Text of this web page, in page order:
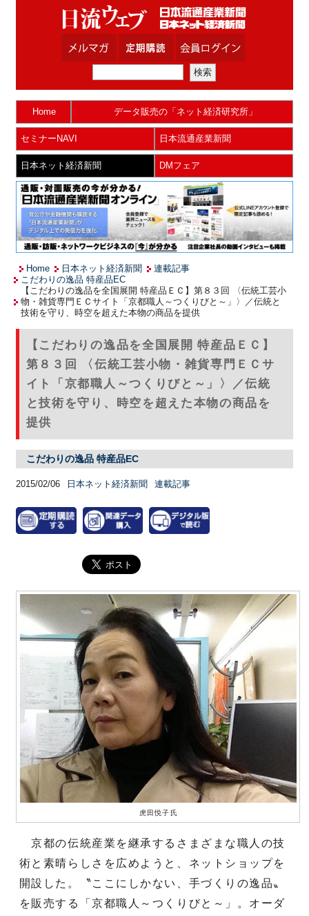
Home データ販売の「ネット経済研究所」
セミナーNAVI 日本流通産業新聞
日本ネット経済新聞 DMフェア
Home 日本ネット経済新聞
連載記事
こだわりの逸品 特産品EC
【こだわりの逸品を全国展開 特産品ＥＣ】第８３回 〈伝統工芸小
物・雑貨専門ＥＣサイト「京都職人～つくりびと～」〉／伝統と
技術を守り、時空を超えた本物の商品を提供
【こだわりの逸品を全国展開 特産品ＥＣ】
第８３回 〈伝統工芸小物・雑貨専門ＥＣサ
イト「京都職人～つくりびと～」〉／伝統
と技術を守り、時空を超えた本物の商品を
提供
こだわりの逸品 特産品EC
2015/02/06 日本ネット経済新聞 連載記事
虎田悦子氏
京都の伝統産業を継承するさまざまな職人の技
術と素晴らしさを広めようと、ネットショップを
開設した。〝ここにしかない、手づくりの逸品〟
を販売する「京都職人～つくりびと～」。オーダ